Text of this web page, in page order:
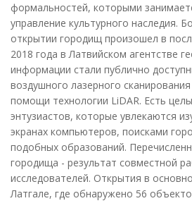
формальностей, которыми
управление культурного наследия.
открытии городищ произошел в
2018 года в Латвийском агентстве
информации стали публично
воздушного лазерного
помощи технологии LiDAR. Есть
энтузиастов, которые увлекаются
экранах компьютеров, поисками
подобных образований.
городища - результат совместной
исследователей. Открытия в
Латгале, где обнаружено 56